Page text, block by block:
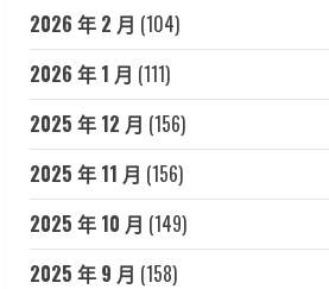
2026 年 2 月 (104)
2026 年 1 月 (111)
2025 年 12 月 (156)
2025 年 11 月 (156)
2025 年 10 月 (149)
2025 年 9 月 (158)